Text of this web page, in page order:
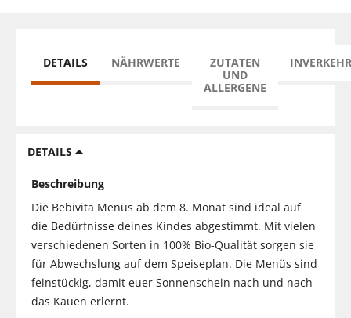
DETAILS NÄHRWERTE
ZUTATEN
UND
ALLERGENE
DETAILS
Beschreibung
Die Bebivita Menüs ab dem 8. Monat sind ideal auf
die Bedürfnisse deines Kindes abgestimmt. Mit vielen
verschiedenen Sorten in 100% Bio-Qualität sorgen sie
für Abwechslung auf dem Speiseplan. Die Menüs sind
feinstückig, damit euer Sonnenschein nach und nach
das Kauen erlernt.